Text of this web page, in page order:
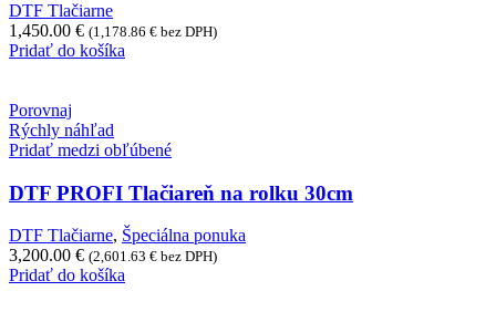
DTF Tlačiarne
1,450.00 € (1,178.86 € bez DPH)
Pridať do košíka
Porovnaj
Rýchly náhľad
Pridať medzi obľúbené
DTF PROFI Tlačiareň na rolku 30cm
DTF Tlačiarne, Špeciálna ponuka
3,200.00 € (2,601.63 € bez DPH)
Pridať do košíka